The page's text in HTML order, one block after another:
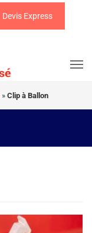
Devis Express
» Clip à Ballon